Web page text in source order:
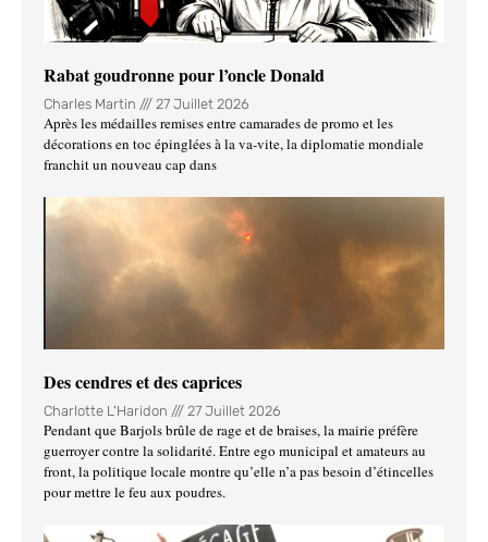
Rabat goudronne pour l’oncle Donald
Charles Martin 27 Juillet 2026
Après les médailles remises entre camarades de promo et les
décorations en toc épinglées à la va-vite, la diplomatie mondiale
franchit un nouveau cap dans
Des cendres et des caprices
Charlotte L'Haridon 27 Juillet 2026
Pendant que Barjols brûle de rage et de braises, la mairie préfère
guerroyer contre la solidarité. Entre ego municipal et amateurs au
front, la politique locale montre qu’elle n’a pas besoin d’étincelles
pour mettre le feu aux poudres.